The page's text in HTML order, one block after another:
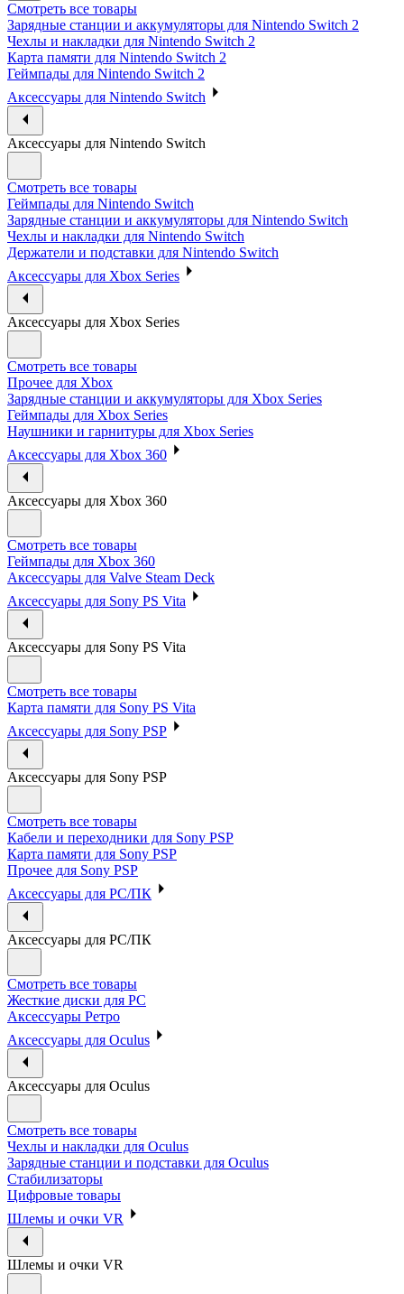
Смотреть все товары
Зарядные станции и аккумуляторы для Nintendo Switch 2
Чехлы и накладки для Nintendo Switch 2
Карта памяти для Nintendo Switch 2
Геймпады для Nintendo Switch 2
Аксессуары для Nintendo Switch
Аксессуары для Nintendo Switch
Смотреть все товары
Геймпады для Nintendo Switch
Зарядные станции и аккумуляторы для Nintendo Switch
Чехлы и накладки для Nintendo Switch
Держатели и подставки для Nintendo Switch
Аксессуары для Xbox Series
Аксессуары для Xbox Series
Смотреть все товары
Прочее для Xbox
Зарядные станции и аккумуляторы для Xbox Series
Геймпады для Xbox Series
Наушники и гарнитуры для Xbox Series
Аксессуары для Xbox 360
Аксессуары для Xbox 360
Смотреть все товары
Геймпады для Xbox 360
Аксессуары для Valve Steam Deck
Аксессуары для Sony PS Vita
Аксессуары для Sony PS Vita
Смотреть все товары
Карта памяти для Sony PS Vita
Аксессуары для Sony PSP
Аксессуары для Sony PSP
Смотреть все товары
Кабели и переходники для Sony PSP
Карта памяти для Sony PSP
Прочее для Sony PSP
Аксессуары для PC/ПК
Аксессуары для PC/ПК
Смотреть все товары
Жесткие диски для PC
Аксессуары Ретро
Аксессуары для Oculus
Аксессуары для Oculus
Смотреть все товары
Чехлы и накладки для Oculus
Зарядные станции и подставки для Oculus
Стабилизаторы
Цифровые товары
Шлемы и очки VR
Шлемы и очки VR